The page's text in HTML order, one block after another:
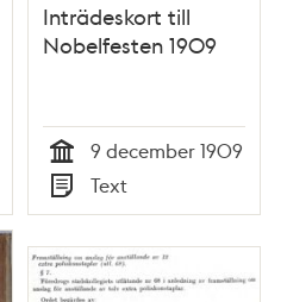
Inträdeskort till
Nobelfesten 1909
Tid
9 december 1909
Typ
Text